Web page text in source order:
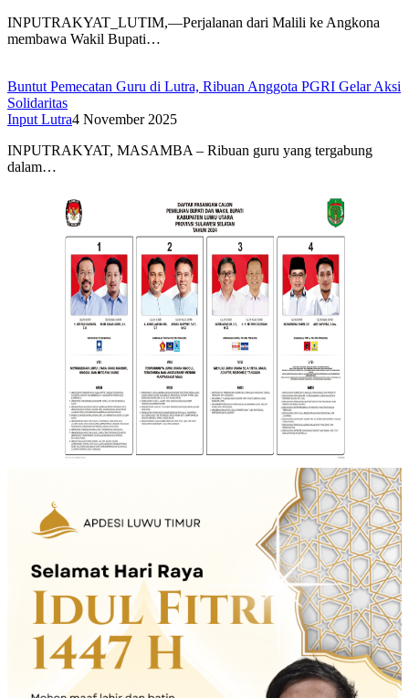
INPUTRAKYAT_LUTIM,—Perjalanan dari Malili ke Angkona
membawa Wakil Bupati…
Buntut Pemecatan Guru di Lutra, Ribuan Anggota PGRI Gelar Aksi
Solidaritas
Input Lutra4 November 2025
INPUTRAKYAT, MASAMBA – Ribuan guru yang tergabung
dalam…